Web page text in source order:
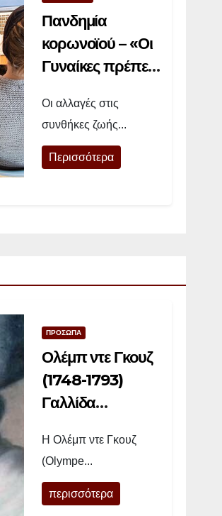
Πανδημία
κορωνοϊού – «Οι
Γυναίκες πρέπει
βρουν χρόνο να
φορτίζουν τις
μπαταρίες τους»
Οι αλλαγές στις
συνθήκες ζωής...
Περισσότερα
ΠΡΟΣΩΠΑ
Ολέμπ ντε Γκουζ
(1748-1793)
Γαλλίδα
Η Ολέμπ ντε Γκουζ
(Olympe...
περισσότερα